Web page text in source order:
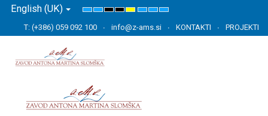
English (UK)
Default
mode
Night
mode
High
Contrast
Black
High
Contrast
Black
High
Contrast
Yellow
Set
Smaller
Font
Set
Default
Font
Set
Larger
Font
T: (+386) 059 092 100 info@z-ams.si KONTAKTI PROJEKTI